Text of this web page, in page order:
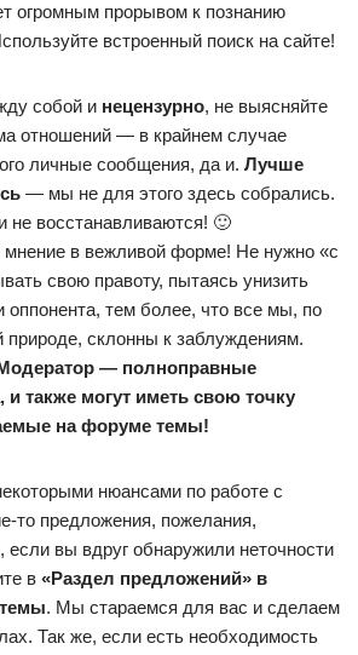
огромным прорывом к познанию
встроенный поиск на сайте!
собой и нецензурно, не выясняйте
отношений — в крайнем случае
личные сообщения, да и. Лучше
— мы не для этого здесь собрались.
не восстанавливаются! 🙂
мнение в вежливой форме! Не нужно «с
свою правоту, пытаясь унизить
оппонента, тем более, что все мы, по
природе, склонны к заблуждениям.
— полноправные
также могут иметь свою точку
на форуме темы!
нюансами по работе с
то предложения, пожелания,
если вы вдруг обнаружили неточности
в «Раздел предложений» в
. Мы стараемся для вас и сделаем
Так же, если есть необходимость